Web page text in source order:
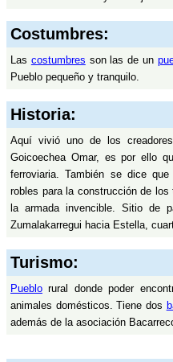
Costumbres:
Las costumbres son las de un
Pueblo pequeño y tranquilo.
Historia:
Aquí vivió uno de los
Goicoechea Omar, es por ello
ferroviaria. También se dice
robles para la construcción de
la armada invencible. Sitio de
Zumalakarregui hacia Estella,
Turismo:
Pueblo rural donde poder
animales domésticos. Tiene dos
además de la asociación